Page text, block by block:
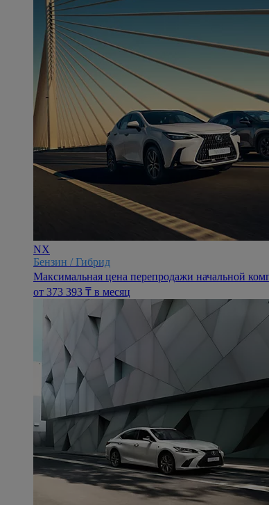
NX
Бензин / Гибрид
Максимальная цена перепродажи начальной
oт 373 393 ₸ в месяц